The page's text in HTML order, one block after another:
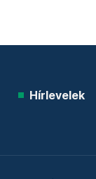
Hírlevelek